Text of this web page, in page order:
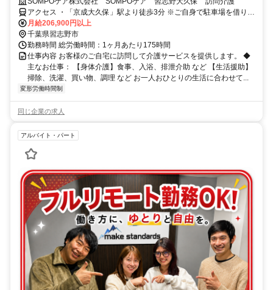
アクセス ・「京成大久保」駅より徒歩3分 ※ご自身で駐車場を借りて
いただければ車通勤可能です
月給206,900円以上
千葉県習志野市
勤務時間 総労働時間：1ヶ月あたり175時間
仕事内容 お客様のご自宅に訪問して介護サービスを提供します。 ◆
主なお仕事： 【身体介護】食事、入浴、排泄介助 など 【生活援助】
掃除、洗濯、買い物、調理 など お一人おひとりの生活に合わせて...
変形労働時間制
同じ企業の求人
アルバイト・パート